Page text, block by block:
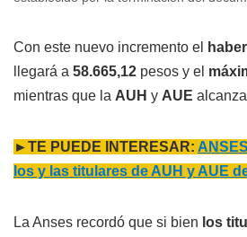
Con este nuevo incremento el
llegará a 58.665,12 pesos y el
mientras que la AUH y AUE
►TE PUEDE INTERESAR:
los y las titulares de AUH y AUE
La Anses recordó que si bien los